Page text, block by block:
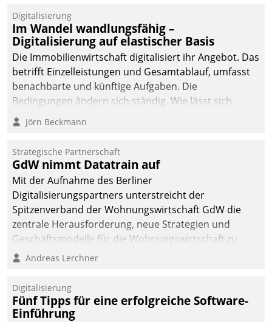
Digitalisierung
Im Wandel wandlungsfähig –
Digitalisierung auf elastischer Basis
Die Immobilienwirtschaft digitalisiert ihr Angebot. Das
betrifft Einzelleistungen und Gesamtablauf, umfasst
benachbarte und künftige Aufgaben. Die
Bedingungen ändern sich ständig. Wie lässt sich
technisch die Kontrolle wahren und zugleich Freiraum
fürs Wachsen öffnen?
Jörn Beckmann
Strategische Partnerschaft
GdW nimmt Datatrain auf
Mit der Aufnahme des Berliner
Digitalisierungspartners unterstreicht der
Spitzenverband der Wohnungswirtschaft GdW die
zentrale Herausforderung, neue Strategien und
Geschäftsmodelle für die Wohnungswirtschaft zu
entwickeln.
Andreas Lerchner
Digitalisierung
Fünf Tipps für eine erfolgreiche Software-
Einführung